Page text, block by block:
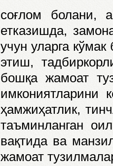
соғлом болани,
етказишда,
учун уларга
этиш,
бошқа жамоат
имкониятларини
ҳамжиҳатлик,
таъминланган
вақтида ва
жамоат